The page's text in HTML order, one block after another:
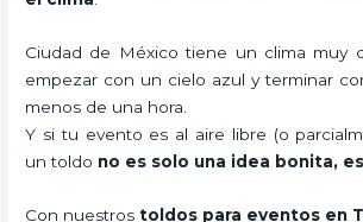
Ciudad de México tiene un clima muy
empezar con un cielo azul y terminar
menos de una hora.
Y si tu evento es al aire libre (o
un toldo no es solo una idea bonita,
Con nuestrostoldos para eventos en